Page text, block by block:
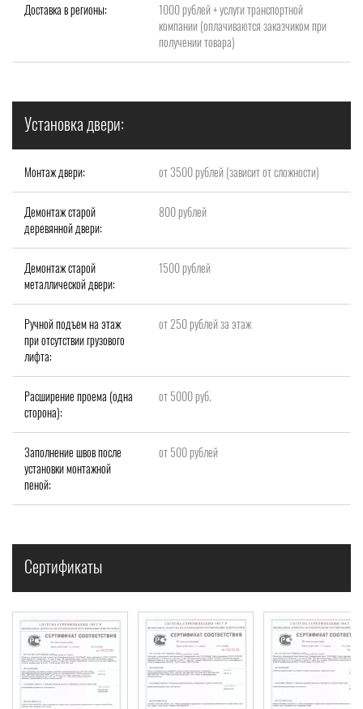
Доставка в регионы:
1000 рублей + услуги транспортной
компании (оплачиваются заказчиком при
получении товара)
Установка двери:
Монтаж двери: от 3500 рублей (зависит от сложности)
Демонтаж старой
деревянной двери:
800 рублей
Демонтаж старой
металлической двери:
1500 рублей
Ручной подъем на этаж
при отсутствии грузового
лифта:
от 250 рублей за этаж
Расширение проема (одна
сторона):
от 5000 руб.
Заполнение швов после
установки монтажной
пеной:
от 500 рублей
Сертификаты